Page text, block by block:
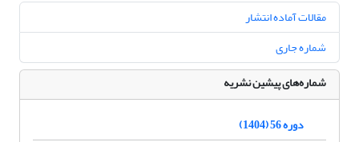
مقالات آماده انتشار
شماره جاری
شماره‌های پیشین نشریه
دوره 56 (1404)